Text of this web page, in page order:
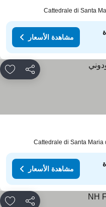
مشاهدة الأسعار
مشاركة
مشاهدة الأسعار
مشاركة